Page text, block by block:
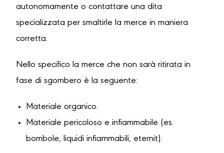
autonomamente o contattare una dita
specializzata per smaltirle la merce in maniera
corretta.
Nello specifico la merce che non sarà ritirata in
fase di sgombero è la seguente:
Materiale organico.
Materiale pericoloso e infiammabile (es.
bombole, liquidi infiammabili, eternit).